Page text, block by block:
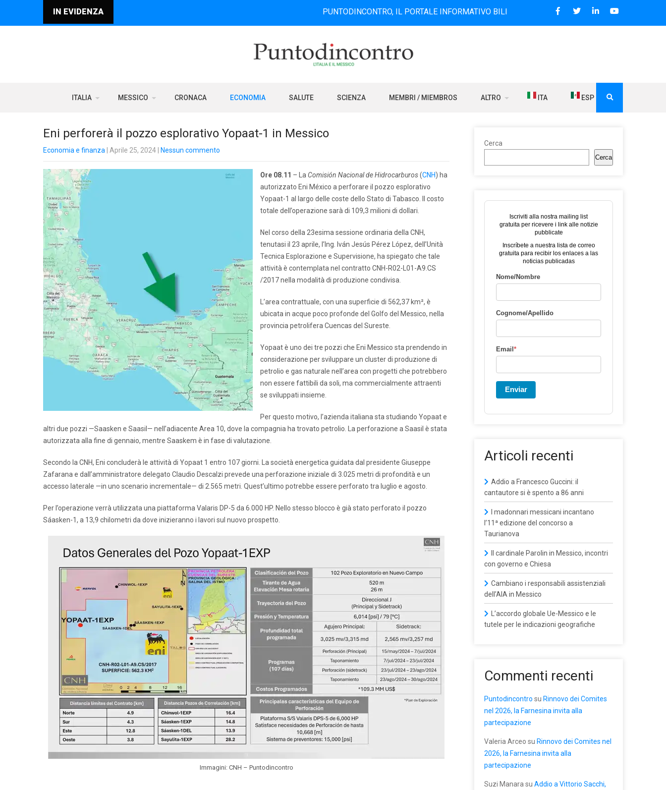
IN EVIDENZA PUNTODINCONTRO, IL PORTALE INFORMATIVO BILINGUE CHE DAL 2006 DIFFONDE NOTIZIE SUI
ITALIA MESSICO CRONACA ECONOMIA SALUTE SCIENZA MEMBRI / MIEMBROS ALTRO ITA ESP
Eni perforerà il pozzo esplorativo Yopaat-1 in Messico
Economia e finanza | Aprile 25, 2024 Nessun commento
Ore 08.11 – La Comisión Nacional de Hidrocarburos(CNH) ha
autorizzato Eni México a perforare il pozzo esplorativo
Yopaat-1 al largo delle coste dello Stato di Tabasco. Il costo
totale dell’operazione sarà di 109,3 milioni di dollari.
Nel corso della 23esima sessione ordinaria della CNH,
tenutasi il 23 aprile, l’Ing. Iván Jesús Pérez López, dell’Unità
Tecnica Esplorazione e Supervisione, ha spiegato che tale
attività è contemplata nel contratto CNH-R02-L01-A9.CS
/2017 nella modalità di produzione condivisa.
L’area contrattuale, con una superficie di 562,37 km², è
ubicata in acque poco profonde del Golfo del Messico, nella
provincia petrolifera Cuencas del Sureste.
Yopaat è uno dei tre pozzi che Eni Messico sta prendendo in
considerazione per sviluppare un cluster di produzione di
petrolio e gas naturale nell’area con progetti che potrebbero
non essere fattibili da soli, ma commercialmente attraenti
se sviluppati insieme.
Per questo motivo, l’azienda italiana sta studiando Yopaat e
altri due pozzi —Saasken e Saasil— nell’adiacente Area 10, dove la compagnia ha trovato petrolio. La perforazione a Saasil è stata
autorizzata alla fine di gennaio, mentre Saaskem è in fase di valutazione.
Secondo la CNH, Eni concluderà le attività di Yopaat 1 entro 107 giorni. La società energetica guidata dal presidente Giuseppe
Zafarana e dall’amministratore delegato Claudio Descalzi prevede una perforazione iniziale di 3.025 metri di profondità e un
accesso laterale —in uno scenario incrementale— di 2.565 metri. Quest’ultimo potrebbe essere perforato tra luglio e agosto.
Per l’operazione verrà utilizzata una piattaforma Valaris DP-5 da 6.000 HP. Nello stesso blocco è già stato perforato il pozzo
Sáasken-1, a 13,9 chilometri da dove inizieranno i lavori sul nuovo prospetto.
Immagini: CNH – Puntodincontro
Cerca
Cerca
Iscriviti alla nostra mailing list
gratuita per ricevere i link alle notizie
pubblicate
Inscríbete a nuestra lista de correo
gratuita para recibir los enlaces a las
noticias publicadas
Nome/Nombre
Cognome/Apellido
Email *
Enviar
Articoli recenti
Addio a Francesco Guccini: il
cantautore si è spento a 86 anni
I madonnari messicani incantano
l’11ª edizione del concorso a
Taurianova
Il cardinale Parolin in Messico, incontri
con governo e Chiesa
Cambiano i responsabili assistenziali
dell’AIA in Messico
L’accordo globale Ue-Messico e le
tutele per le indicazioni geografiche
Commenti recenti
Puntodincontro su Rinnovo dei Comites
nel 2026, la Farnesina invita alla
partecipazione
Valeria Arceo su Rinnovo dei Comites nel
2026, la Farnesina invita alla
partecipazione
Suzi Manara su Addio a Vittorio Sacchi,